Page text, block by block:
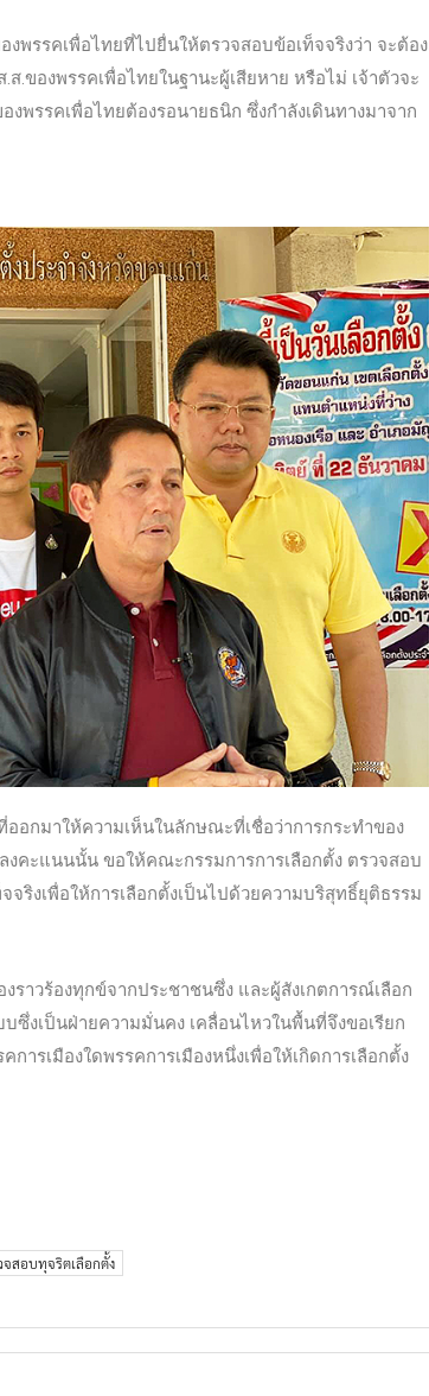
รรคเพื่อไทยที่ไปยื่นให้ตรวจสอบข้อเท็จจริงว่า จะต้อง
ของพรรคเพื่อไทยในฐานะผู้เสียหาย หรือไม่ เจ้าตัวจะ
พรรคเพื่อไทยต้องรอนายธนิก ซึ่งกำลังเดินทางมาจาก
ออกมาให้ความเห็นในลักษณะที่เชื่อว่าการกระทำของ
คะแนนนั้น ขอให้คณะกรรมการการเลือกตั้ง ตรวจสอบ
ริงเพื่อให้การเลือกตั้งเป็นไปด้วยความบริสุทธิ์ยุติธรรม
ราวร้องทุกข์จากประชาชนซึ่ง และผู้สังเกตการณ์เลือก
ซึ่งเป็นฝ่ายความมั่นคง เคลื่อนไหวในพื้นที่จึงขอเรียก
ารเมืองใดพรรคการเมืองหนึ่งเพื่อให้เกิดการเลือกตั้ง
สอบทุจริตเลือกตั้ง